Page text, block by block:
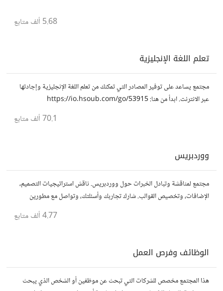
5.68 ألف متابع
تعلم اللغة الإنجليزية
مجتمع يساعد على توفير المصادر التي تمكنك من تعلم اللغة الإنجليزية وإجادتها
عبر الانترنت. ابدأ من هنا: https://io.hsoub.com/go/53915
70.1 ألف متابع
ووردبريس
مجتمع لمناقشة وتبادل الخبرات حول ووردبريس. ناقش استراتيجيات التصميم،
الإضافات، وتخصيص القوالب. شارك تجاربك وأسئلتك، وتواصل مع مطورين
4.77 ألف متابع
الوظائف وفرص العمل
هذا المجتمع مخصص للشركات التي تبحث عن موظفين أو الشخص الذي يبحث